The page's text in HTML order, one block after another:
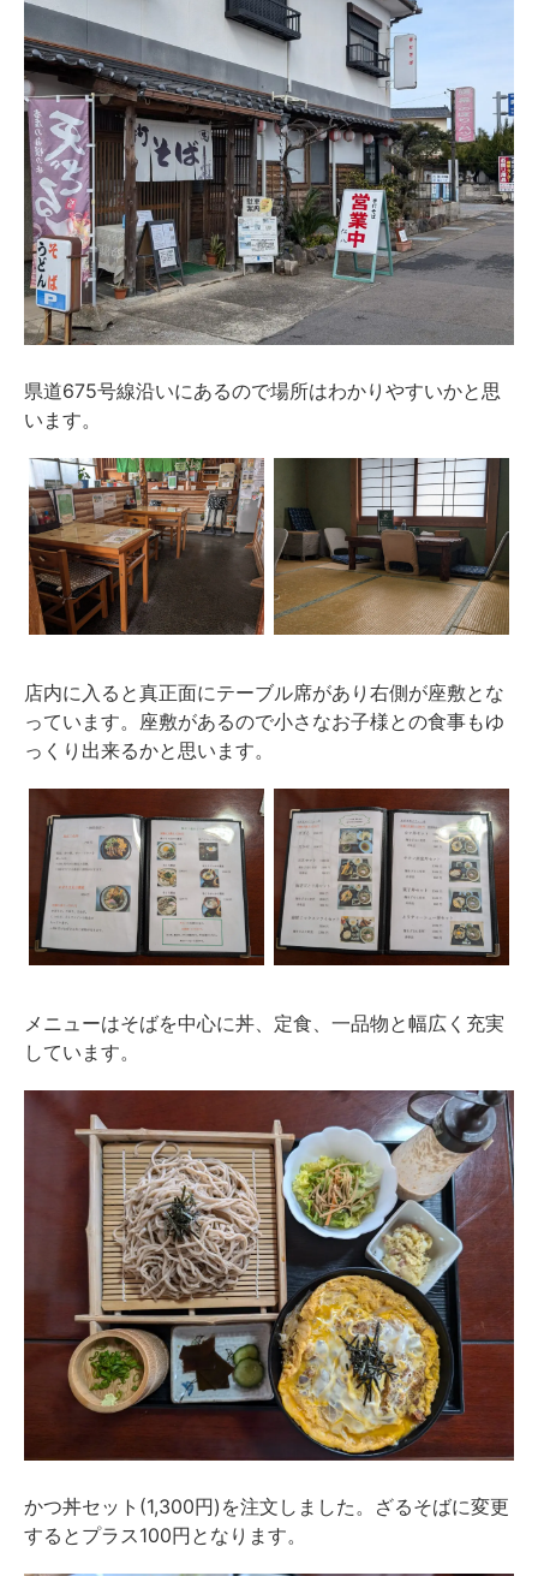
県道675号線沿いにあるので場所はわかりやすいかと思
います。
店内に入ると真正面にテーブル席があり右側が座敷とな
っています。座敷があるので小さなお子様との食事もゆ
っくり出来るかと思います。
メニューはそばを中心に丼、定食、一品物と幅広く充実
しています。
かつ丼セット(1,300円)を注文しました。ざるそばに変更
するとプラス100円となります。